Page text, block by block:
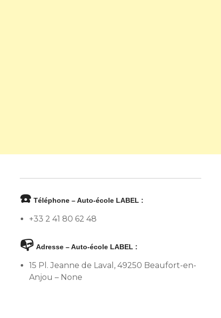
☎️ Téléphone – Auto-école LABEL :
+33 2 41 80 62 48
📭 Adresse – Auto-école LABEL :
15 Pl. Jeanne de Laval, 49250 Beaufort-en-
Anjou – None